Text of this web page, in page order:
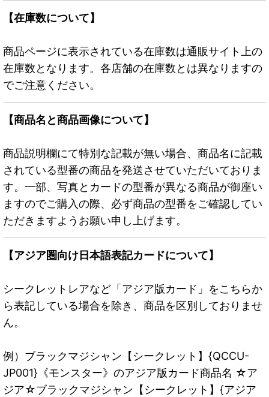
【在庫数について】
商品ページに表示されている在庫数は通販サイト上の
在庫数となります。各店舗の在庫数とは異なりますの
でご注意ください。
【商品名と商品画像について】
商品説明欄にて特別な記載が無い場合、商品名に記載
されている型番の商品を発送させていただいておりま
す。一部、写真とカードの型番が異なる商品が御座い
ますのでご購入の際、必ず商品の型番をご確認してい
ただきますようお願い申し上げます。
【アジア圏向け日本語表記カードについて】
シークレットレアなど「アジア版カード」をこちらか
ら表記している場合を除き、商品を区別しておりませ
ん。
例）ブラックマジシャン【シークレット】{QCCU-
JP001}《モンスター》のアジア版カード商品名 ☆ア
ジア☆ブラックマジシャン【シークレット】{アジア